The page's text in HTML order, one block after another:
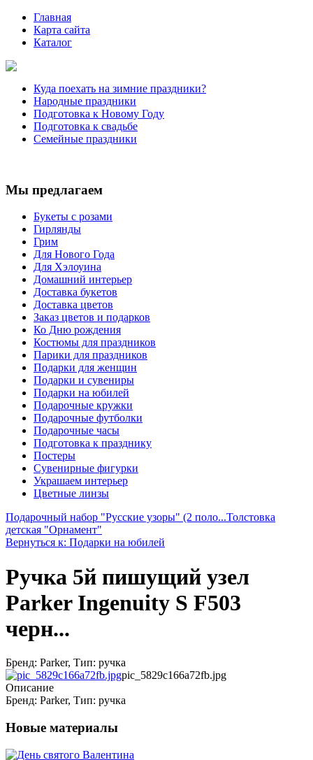
Главная
Карта сайта
Каталог
Куда поехать на зимние праздники?
Народные праздники
Подготовка к Новому Году
Подготовка к свадьбе
Семейные праздники
Мы предлагаем
Букеты с розами
Гирлянды
Грим
Для Нового Года
Для Хэлоуина
Домашний интерьер
Доставка букетов
Доставка цветов
Заказ цветов и подарков
Ко Дню рождения
Костюмы для праздников
Парики для праздников
Подарки для женщин
Подарки и сувениры
Подарки на юбилей
Подарочные кружки
Подарочные футболки
Подарочные часы
Подготовка к празднику
Постеры
Сувенирные фигурки
Украшаем интерьер
Цветные линзы
Подарочный набор "Русские узоры" (2 поло...Толстовка
детская "Орнамент"
Вернуться к: Подарки на юбилей
Ручка 5й пишущий узел
Parker Ingenuity S F503
черн...
Бренд: Parker, Тип: ручка
pic_5829c166a72fb.jpg
Описание
Бренд: Parker, Тип: ручка
Новые материалы